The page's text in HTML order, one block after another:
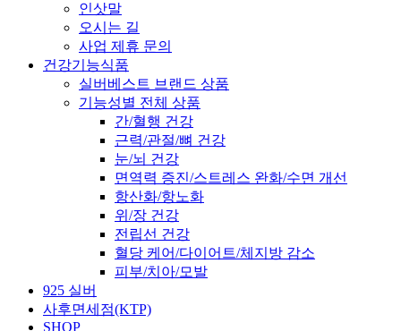
인삿말
오시는 길
사업 제휴 문의
건강기능식품
실버베스트 브랜드 상품
기능성별 전체 상품
간/혈행 건강
근력/관절/뼈 건강
눈/뇌 건강
면역력 증진/스트레스 완화/수면 개선
항산화/항노화
위/장 건강
전립선 건강
혈당 케어/다이어트/체지방 감소
피부/치아/모발
925 실버
사후면세점(KTP)
SHOP